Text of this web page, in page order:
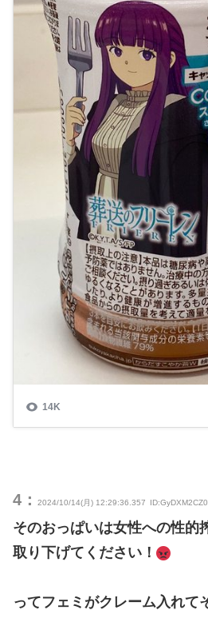
4： 2024/10/14(月) 12:29:36.357 ID:GyDXM2CZ0
そのおっぱいは女性への性的
取り下げてください！
ってフェミがクレーム入れて